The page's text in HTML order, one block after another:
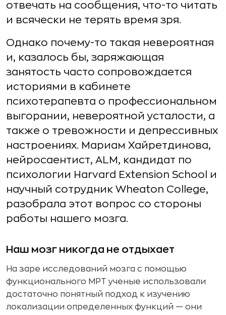
отвечать на сообщения, что-то читать
и всячески не терять время зря.
Однако почему-то такая невероятная
и, казалось бы, заряжающая
занятость часто сопровождается
историями в кабинете
психотерапевта о профессиональном
выгорании, невероятной усталости, а
также о тревожности и депрессивных
настроениях. Мариам Хайретдинова,
нейросаентист, ALM, кандидат по
психологии Harvard Extension School и
научный сотрудник Wheaton College,
разобрала этот вопрос со стороны
работы нашего мозга.
Наш мозг никогда не отдыхает
На заре исследований мозга с помощью
функционального МРТ ученые использовали
достаточно понятный подход к изучению
локализации определенных функций — они